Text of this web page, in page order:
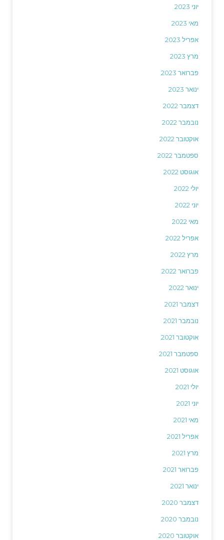
יוני 2023
מאי 2023
אפריל 2023
מרץ 2023
פברואר 2023
ינואר 2023
דצמבר 2022
נובמבר 2022
אוקטובר 2022
ספטמבר 2022
אוגוסט 2022
יולי 2022
יוני 2022
מאי 2022
אפריל 2022
מרץ 2022
פברואר 2022
ינואר 2022
דצמבר 2021
נובמבר 2021
אוקטובר 2021
ספטמבר 2021
אוגוסט 2021
יולי 2021
יוני 2021
מאי 2021
אפריל 2021
מרץ 2021
פברואר 2021
ינואר 2021
דצמבר 2020
נובמבר 2020
אוקטובר 2020